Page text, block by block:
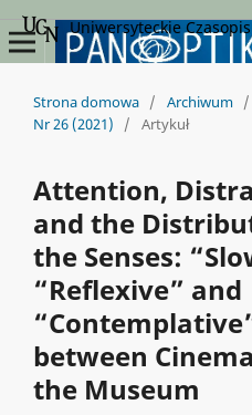
Uniwersyteckie
Strona domowa / Archiwum /
Nr 26 (2021)
/ Artykuł
Attention,
and the
the Senses:
“Reflexive” and
between
the Museum